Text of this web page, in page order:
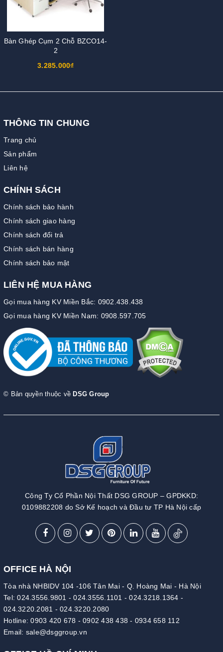
Bàn Ghép Cụm 2 Chỗ BZCO14-
2
3.285.000₫
THÔNG TIN CHUNG
Trang chủ
Sản phẩm
Liên hệ
CHÍNH SÁCH
Chính sách bảo hành
Chính sách giao hàng
Chính sách đổi trả
Chính sách bán hàng
Chính sách bảo mật
LIÊN HỆ MUA HÀNG
Gọi mua hàng KV Miền Bắc: 0902.438.438
Gọi mua hàng KV Miền Nam: 0908.597.705
© Bản quyền thuộc về DSG Group
Công Ty Cổ Phần Nội Thất DSG GROUP – GPDKKD:
0109882208 do Sở Kế hoạch và Đầu tư TP Hà Nội cấp
OFFICE HÀ NỘI
Tòa nhà NHBIDV 104 -106 Tân Mai - Q. Hoàng Mai - Hà Nội
Tel:024.3556.9801 -024.3556.1101 -024.3218.1364 -
024.3220.2081 - 024.3220.2080
Hotline:0903 420 678 - 0902 438 438 - 0934 658 112
Email: sale@dsggroup.vn